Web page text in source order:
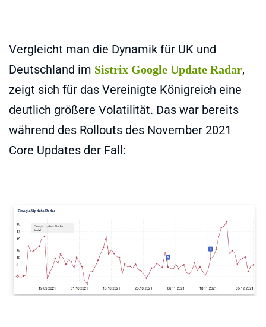
Vergleicht man die Dynamik für UK und
Deutschland im Sistrix Google Update Radar,
zeigt sich für das Vereinigte Königreich eine
deutlich größere Volatilität. Das war bereits
während des Rollouts des November 2021
Core Updates der Fall: